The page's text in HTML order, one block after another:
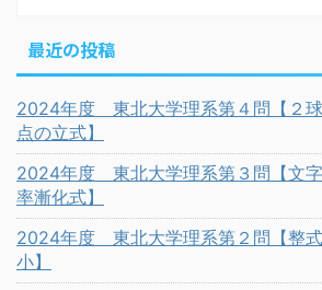
最近の投稿
2024年度 東北大学理系第４問【２球
点の立式】
2024年度 東北大学理系第３問【文
率漸化式】
2024年度 東北大学理系第２問【整
小】